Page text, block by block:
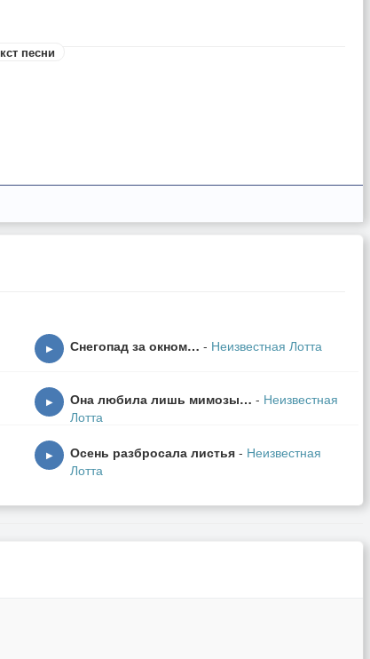
песни
▶ Снегопад за окном… - Неизвестная Лотта
▶ Она любила лишь мимозы… - Неизвестная
Лотта
▶ Осень разбросала листья - Неизвестная
Лотта